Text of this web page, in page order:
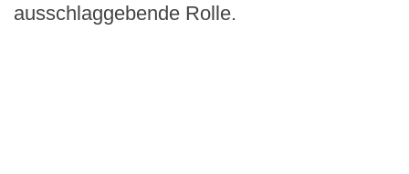
ausschlaggebende Rolle.